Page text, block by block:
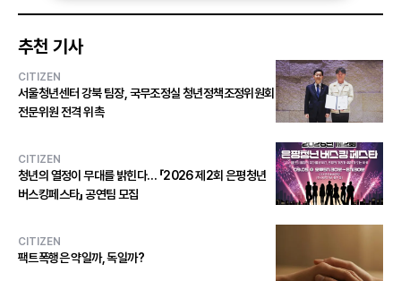
추천 기사
CITIZEN
서울청년센터 강북 팀장, 국무조정실 청년정책조정위원회
전문위원 전격 위촉
CITIZEN
청년의 열정이 무대를 밝힌다… 「2026 제2회 은평청년
버스킹페스타」 공연팀 모집
CITIZEN
팩트폭행은 약일까, 독일까?